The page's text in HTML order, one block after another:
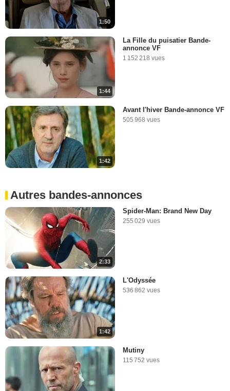
1:50
1:44
La Fille du puisatier Bande-
annonce VF
1 152 218 vues
1:42
Avant l'hiver Bande-annonce VF
505 968 vues
Autres bandes-annonces
2:33
Spider-Man: Brand New Day
255 029 vues
1:42
L'Odyssée
536 862 vues
Mutiny
115 752 vues